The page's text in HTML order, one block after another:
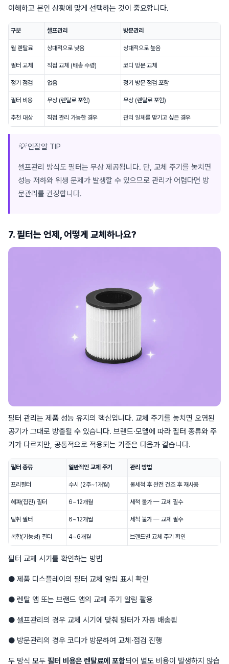
이해하고 본인 상황에 맞게 선택하는 것이 중요합니다.
구분 셀프관리 방문관리
월 렌탈료 상대적으로 낮음 상대적으로 높음
필터 교체 직접 교체 (배송 수령) 코디 방문 교체
정기 점검 없음 정기 방문 점검 포함
필터 비용 무상 (렌탈료 포함) 무상 (렌탈료 포함)
추천 대상 직접 관리 가능한 경우 관리 일체를 맡기고 싶은 경우
💡 인잘알 TIP
셀프관리 방식도 필터는 무상 제공됩니다. 단, 교체 주기를 놓치면
성능 저하와 위생 문제가 발생할 수 있으므로 관리가 어렵다면 방
문관리를 권장합니다.
7. 필터는 언제, 어떻게 교체하나요?
필터 관리는 제품 성능 유지의 핵심입니다. 교체 주기를 놓치면 오염된
공기가 그대로 방출될 수 있습니다. 브랜드·모델에 따라 필터 종류와 주
기가 다르지만, 공통적으로 적용되는 기준은 다음과 같습니다.
필터 종류 일반적인 교체 주기 관리 방법
프리필터 수시 (2주~1개월) 물세척 후 완전 건조 후 재사용
헤파(집진) 필터 6~12개월 세척 불가 — 교체 필수
탈취 필터 6~12개월 세척 불가 — 교체 필수
복합(기능성) 필터 4~6개월 브랜드별 교체 주기 확인
필터 교체 시기를 확인하는 방법
● 제품 디스플레이의 필터 교체 알림 표시 확인
● 렌탈 앱 또는 브랜드 앱의 교체 주기 알림 활용
● 셀프관리의 경우 교체 시기에 맞춰 필터가 자동 배송됨
● 방문관리의 경우 코디가 방문하여 교체·점검 진행
두 방식 모두 필터 비용은 렌탈료에 포함되어 별도 비용이 발생하지 않습